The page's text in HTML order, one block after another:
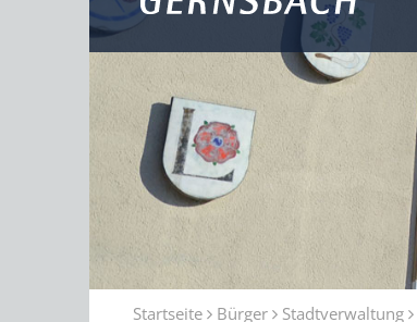
Startseite Bürger Stadtverwaltung